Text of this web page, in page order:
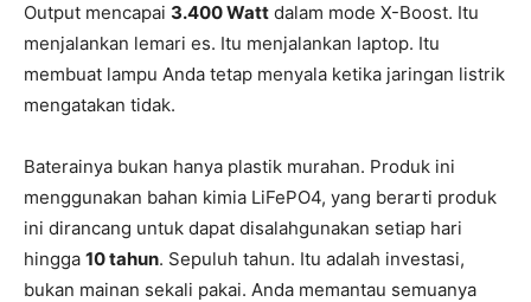
Output mencapai 3.400 Watt dalam mode X-Boost. Itu
menjalankan lemari es. Itu menjalankan laptop. Itu
membuat lampu Anda tetap menyala ketika jaringan listrik
mengatakan tidak.
Baterainya bukan hanya plastik murahan. Produk ini
menggunakan bahan kimia LiFePO4, yang berarti produk
ini dirancang untuk dapat disalahgunakan setiap hari
hingga 10 tahun. Sepuluh tahun. Itu adalah investasi,
bukan mainan sekali pakai. Anda memantau semuanya